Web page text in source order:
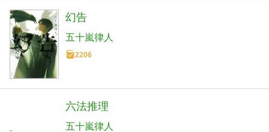
幻告
五十嵐律人
2206
六法推理
五十嵐律人